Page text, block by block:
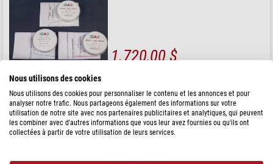
1.720,00 $
IDAS
Filtre Nebula Booster NB1 52 mm
Nous utilisons des cookies
Nous utilisons des cookies pour personnaliser le contenu et les annonces et pour
analyser notre trafic. Nous partageons également des informations sur votre
utilisation de notre site avec nos partenaires publicitaires et analytiques, qui peuvent
les combiner avec d'autres informations que vous leur avez fournies ou qu'ils ont
collectées à partir de votre utilisation de leurs services.